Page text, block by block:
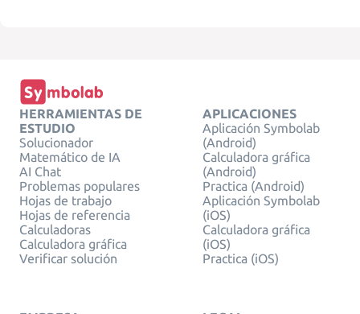
HERRAMIENTAS DE
ESTUDIO
Solucionador
Matemático de IA
AI Chat
Problemas populares
Hojas de trabajo
Hojas de referencia
Calculadoras
Calculadora gráfica
Verificar solución
APLICACIONES
Aplicación Symbolab
(Android)
Calculadora gráfica
(Android)
Practica (Android)
Aplicación Symbolab
(iOS)
Calculadora gráfica
(iOS)
Practica (iOS)